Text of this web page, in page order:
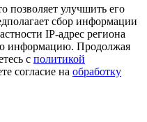
позволяет улучшить его
сбор информации
IP-адрес региона
информацию. Продолжая
с политикой
согласие на обработку